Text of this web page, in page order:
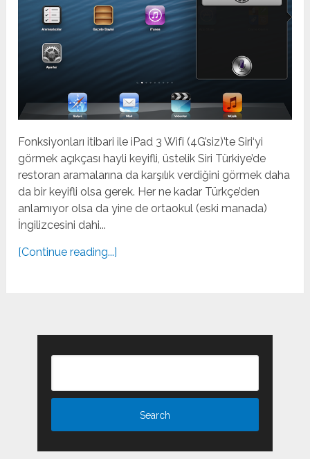
Fonksiyonları itibari ile iPad 3 Wifi (4G’siz)’te Siri‘yi
görmek açıkçası hayli keyifli, üstelik Siri Türkiye’de
restoran aramalarına da karşılık verdiğini görmek daha
da bir keyifli olsa gerek. Her ne kadar Türkçe’den
anlamıyor olsa da yine de ortaokul (eski manada)
İngilizcesini dahi...
[Continue reading...]